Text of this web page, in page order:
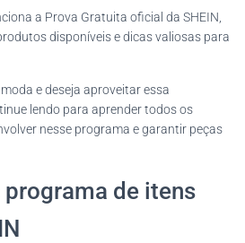
a Prova Gratuita oficial da SHEIN,
disponíveis e dicas valiosas para
e deseja aproveitar essa
lendo para aprender todos os
nesse programa e garantir peças
programa de itens